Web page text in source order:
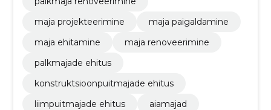
maja projekteerimine
maja paigaldamine
maja ehitamine
maja renoveerimine
palkmajade ehitus
konstruktsioonpuitmajade ehitus
liimpuitmajade ehitus
aiamajad